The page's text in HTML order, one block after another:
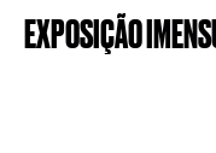
EXPOSIÇÃO